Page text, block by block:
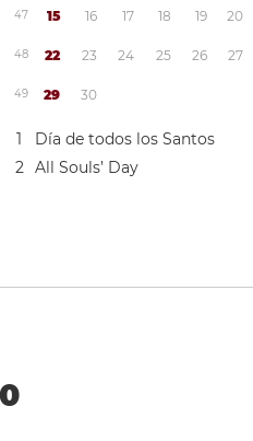
47 15 16 17 18 19 20
48 22 23 24 25 26 27
49 29 30
1
Día de todos los Santos
2 All Souls’ Day